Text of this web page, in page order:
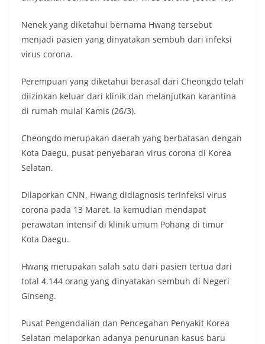
Nenek yang diketahui bernama Hwang tersebut
menjadi pasien yang dinyatakan sembuh dari infeksi
virus corona.
Perempuan yang diketahui berasal dari Cheongdo telah
diizinkan keluar dari klinik dan melanjutkan karantina
di rumah mulai Kamis (26/3).
Cheongdo merupakan daerah yang berbatasan dengan
Kota Daegu, pusat penyebaran virus corona di Korea
Selatan.
Dilaporkan CNN, Hwang didiagnosis terinfeksi virus
corona pada 13 Maret. Ia kemudian mendapat
perawatan intensif di klinik umum Pohang di timur
Kota Daegu.
Hwang merupakan salah satu dari pasien tertua dari
total 4.144 orang yang dinyatakan sembuh di Negeri
Ginseng.
Pusat Pengendalian dan Pencegahan Penyakit Korea
Selatan melaporkan adanya penurunan kasus baru